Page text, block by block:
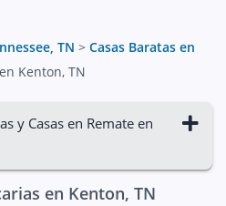
TN > Casas Baratas en
Kenton, TN
y Casas en Remate en
en Kenton, TN